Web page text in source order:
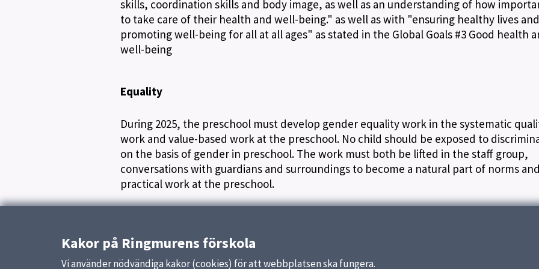
skills, coordination skills and body image, as well as an understanding of how
to take care of their health and well-being." as well as with "ensuring healthy lives and
promoting well-being for all at all ages" as stated in the Global Goals #3 Good health
well-being
Equality
During 2025, the preschool must develop gender equality work in the systematic
work and value-based work at the preschool. No child should be exposed to
on the basis of gender in preschool. The work must both be lifted in the staff group,
conversations with guardians and surroundings to become a natural part of norms and
practical work at the preschool.
Kakor på Ringmurens förskola
Vi använder nödvändiga kakor (cookies) för att webbplatsen ska fungera.